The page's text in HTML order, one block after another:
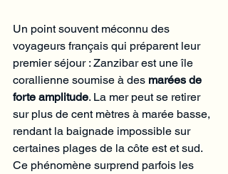
Un point souvent méconnu des
voyageurs français qui préparent leur
premier séjour : Zanzibar est une île
corallienne soumise à des marées de
forte amplitude. La mer peut se retirer
sur plus de cent mètres à marée basse,
rendant la baignade impossible sur
certaines plages de la côte est et sud.
Ce phénomène surprend parfois les